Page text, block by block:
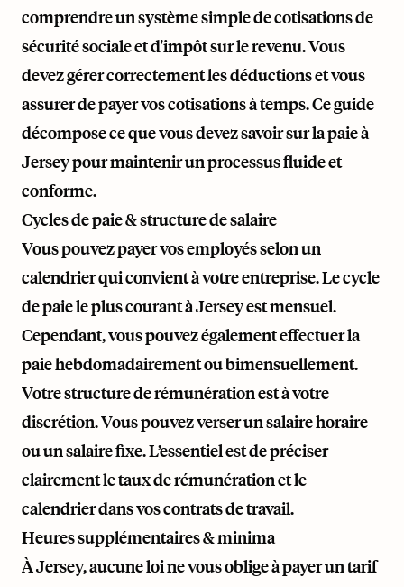
comprendre un système simple de cotisations de
sécurité sociale et d'impôt sur le revenu. Vous
devez gérer correctement les déductions et vous
assurer de payer vos cotisations à temps. Ce guide
décompose ce que vous devez savoir sur la paie à
Jersey pour maintenir un processus fluide et
conforme.
Cycles de paie & structure de salaire
Vous pouvez payer vos employés selon un
calendrier qui convient à votre entreprise. Le cycle
de paie le plus courant à Jersey est mensuel.
Cependant, vous pouvez également effectuer la
paie hebdomadairement ou bimensuellement.
Votre structure de rémunération est à votre
discrétion. Vous pouvez verser un salaire horaire
ou un salaire fixe. L’essentiel est de préciser
clairement le taux de rémunération et le
calendrier dans vos contrats de travail.
Heures supplémentaires & minima
À Jersey, aucune loi ne vous oblige à payer un tarif